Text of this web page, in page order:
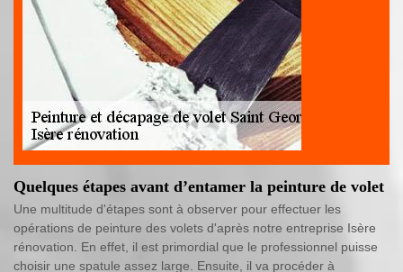
Quelques étapes avant d’entamer la peinture de volet
Une multitude d'étapes sont à observer pour effectuer les
opérations de peinture des volets d'après notre entreprise Isère
rénovation. En effet, il est primordial que le professionnel puisse
choisir une spatule assez large. Ensuite, il va procéder à